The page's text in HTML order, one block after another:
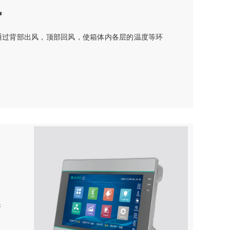
背部出风，顶部回风，使箱体内各层的温度等环